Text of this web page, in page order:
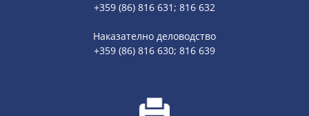
+359 (86) 816 631; 816 632
Наказателно деловодство
+359 (86) 816 630; 816 639